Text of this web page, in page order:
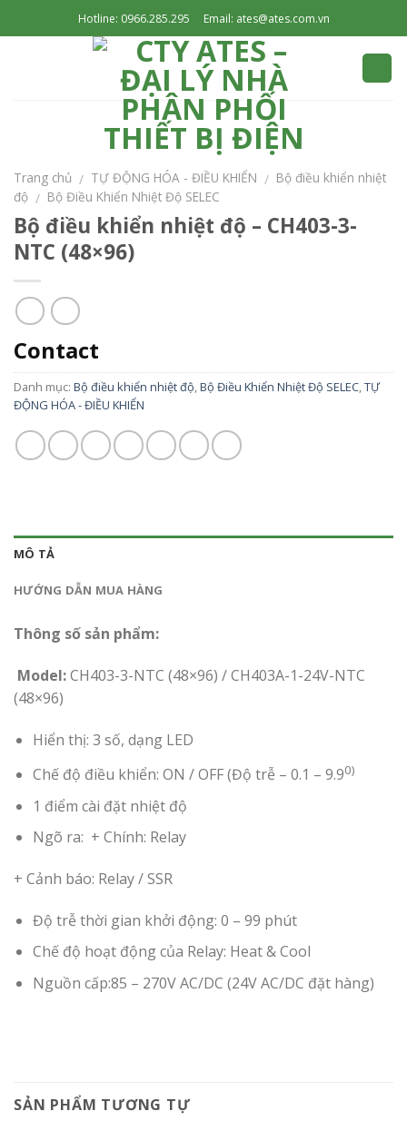
to
Hotline: 0966.285.295 Email: ates@ates.com.vn
Trang chủ / TỰ ĐỘNG HÓA - ĐIỀU KHIỂN / Bộ điều khiển nhiệt
độ / Bộ Điều Khiển Nhiệt Độ SELEC
Bộ điều khiển nhiệt độ – CH403-3-
NTC (48×96)
Contact
Danh mục: Bộ điều khiển nhiệt độ,Bộ Điều Khiển Nhiệt Độ SELEC,TỰ
ĐỘNG HÓA - ĐIỀU KHIỂN
MÔ TẢ
HƯỚNG DẪN MUA HÀNG
Thông số sản phẩm:
Model:CH403-3-NTC (48×96) / CH403A-1-24V-NTC
(48×96)
Hiển thị: 3 số, dạng LED
Chế độ điều khiển: ON / OFF (Độ trễ – 0.1 – 9.90)
1 điểm cài đặt nhiệt độ
Ngõ ra: + Chính: Relay
+ Cảnh báo: Relay / SSR
Độ trễ thời gian khởi động: 0 – 99 phút
Chế độ hoạt động của Relay: Heat & Cool
Nguồn cấp:85 – 270V AC/DC (24V AC/DC đặt hàng)
SẢN PHẨM TƯƠNG TỰ